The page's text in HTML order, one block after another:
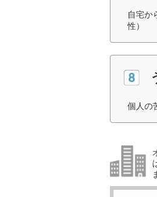
自宅か
性）
個人の